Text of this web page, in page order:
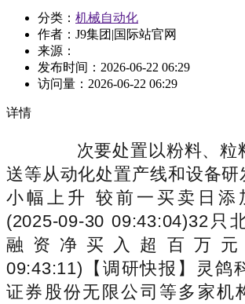
分类： 机械自动化
作者：J9集团|国际站官网
来源：
发布时间： 2026-06-22 06:29
访问量： 2026-06-22 06:29
详情
次要处置以粉料、粒
送等从动化处置产线和设备
小幅上升 较前一买卖日添
(2025-09-30 09:43:04)32只
融资净买入超百万元
09:43:11)【调研快报】灵鸽
证券股份无限公司等多家机